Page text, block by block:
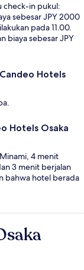
check-in pukul:
sebesar JPY 2000
pada 11.00.
biaya sebesar JPY
Hotels
Hotels Osaka
4 menit
3 menit berjalan
bahwa hotel berada